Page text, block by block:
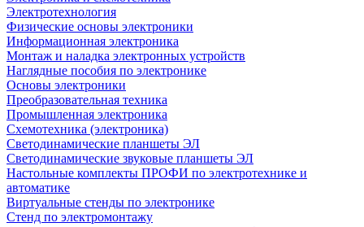
Электротехнология
Физические основы электроники
Информационная электроника
Монтаж и наладка электронных устройств
Наглядные пособия по электронике
Основы электроники
Преобразовательная техника
Промышленная электроника
Схемотехника (электроника)
Светодинамические планшеты ЭЛ
Светодинамические звуковые планшеты ЭЛ
Настольные комплекты ПРОФИ по электротехнике и
автоматике
Виртуальные стенды по электронике
Стенд по электромонтажу